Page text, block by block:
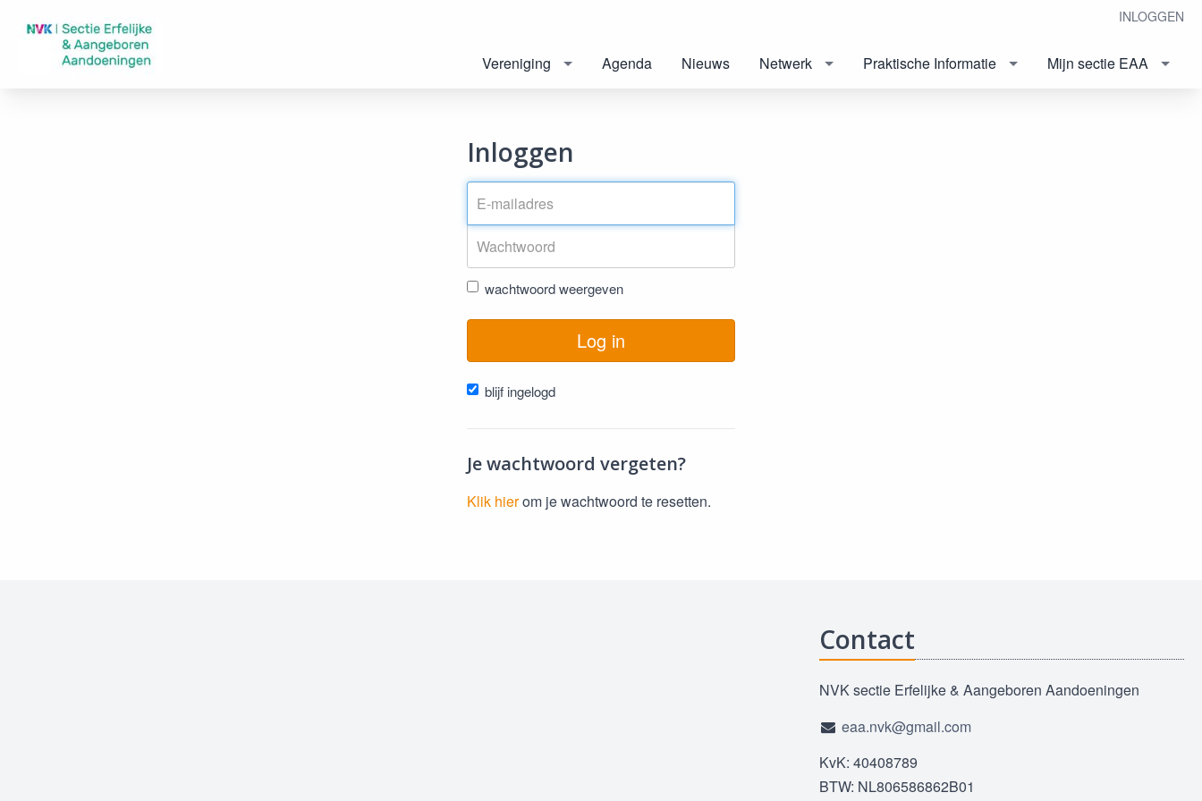
INLOGGEN
Vereniging Agenda Nieuws Netwerk Praktische Informatie Mijn sectie EAA
Inloggen
wachtwoord weergeven
Log in
blijf ingelogd
Je wachtwoord vergeten?
Klik hierom je wachtwoord te resetten.
Contact
NVK sectie Erfelijke & Aangeboren Aandoeningen
eaa.nvk@gmail.com
KvK: 40408789
BTW: NL806586862B01